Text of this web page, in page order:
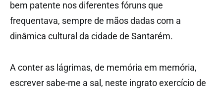
bem patente nos diferentes fóruns que
frequentava, sempre de mãos dadas com a
dinâmica cultural da cidade de Santarém.
A conter as lágrimas, de memória em memória,
escrever sabe-me a sal, neste ingrato exercício de